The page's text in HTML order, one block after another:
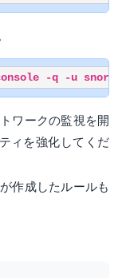
-q -u
ワークの監視を開
ィを強化してくだ
作成したルールも